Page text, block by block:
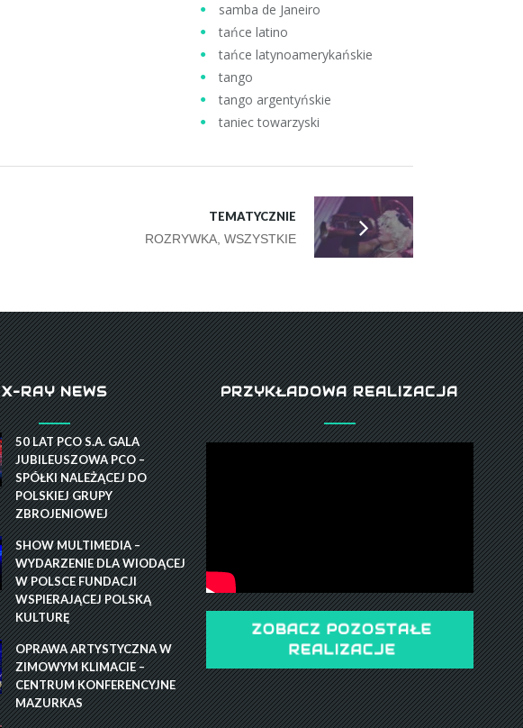
samba de Janeiro
tańce latino
tańce latynoamerykańskie
tango
tango argentyńskie
taniec towarzyski
TEMATYCZNIE
ROZRYWKA, WSZYSTKIE
X-RAY NEWS
50 LAT PCO S.A. GALA
JUBILEUSZOWA PCO –
SPÓŁKI NALEŻĄCEJ DO
POLSKIEJ GRUPY
ZBROJENIOWEJ
SHOW MULTIMEDIA –
WYDARZENIE DLA WIODĄCEJ
W POLSCE FUNDACJI
WSPIERAJĄCEJ POLSKĄ
KULTURĘ
OPRAWA ARTYSTYCZNA W
ZIMOWYM KLIMACIE –
CENTRUM KONFERENCYJNE
MAZURKAS
PRZYKŁADOWA REALIZACJA
ZOBACZ POZOSTAŁE
REALIZACJE